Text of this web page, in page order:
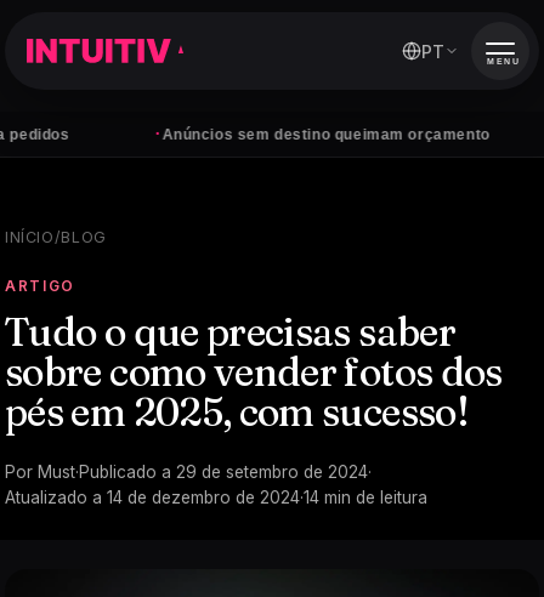
Anúncios sem destino queimam orçamento
PT MENU
INÍCIO/BLOG
ARTIGO
Tudo o que precisas saber
sobre como vender fotos dos
pés em 2025, com sucesso!
Por Must·Publicado a 29 de setembro de 2024·
Atualizado a 14 de dezembro de 2024·14 min de leitura